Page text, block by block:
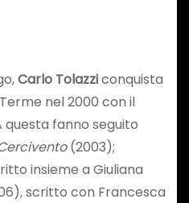
Carlo Tolazziconquista
nel 2000 con il
questa fanno seguito
(2003);
insieme a Giuliana
scritto con Francesca